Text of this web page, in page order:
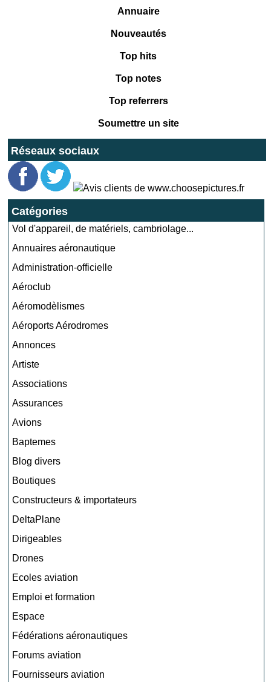
Annuaire
Nouveautés
Top hits
Top notes
Top referrers
Soumettre un site
Réseaux sociaux
Catégories
Vol d'appareil, de matériels, cambriolage...
Annuaires aéronautique
Administration-officielle
Aéroclub
Aéromodèlismes
Aéroports Aérodromes
Annonces
Artiste
Associations
Assurances
Avions
Baptemes
Blog divers
Boutiques
Constructeurs & importateurs
DeltaPlane
Dirigeables
Drones
Ecoles aviation
Emploi et formation
Espace
Fédérations aéronautiques
Forums aviation
Fournisseurs aviation